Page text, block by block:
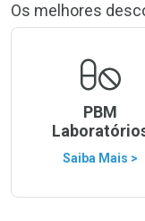
Os melhores
PBM
Saiba Mais >